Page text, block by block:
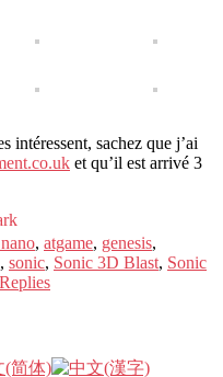
intéressent, sachez que j’ai
et qu’il est arrivé 3
, atgame, genesis,
, sonic, Sonic 3D Blast, Sonic
Replies